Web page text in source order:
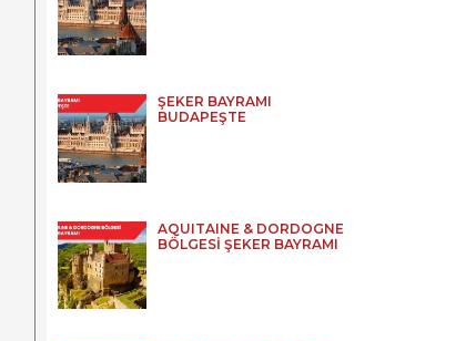
ŞEKER BAYRAMI
BUDAPEŞTE
AQUITAINE & DORDOGNE
BÖLGESİ ŞEKER BAYRAMI